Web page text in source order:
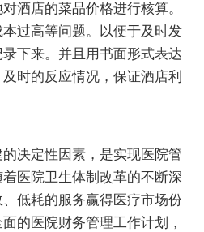
酒店的菜品价格进行核算。
过高等问题。以便于及时发
下来。并且用书面形式表达
时的反应情况，保证酒店利
决定性因素，是实现医院管
医院卫生体制改革的不断深
低耗的服务赢得医疗市场份
的医院财务管理工作计划，